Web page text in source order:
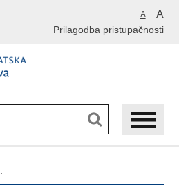
A A
Prilagodba pristupačnosti